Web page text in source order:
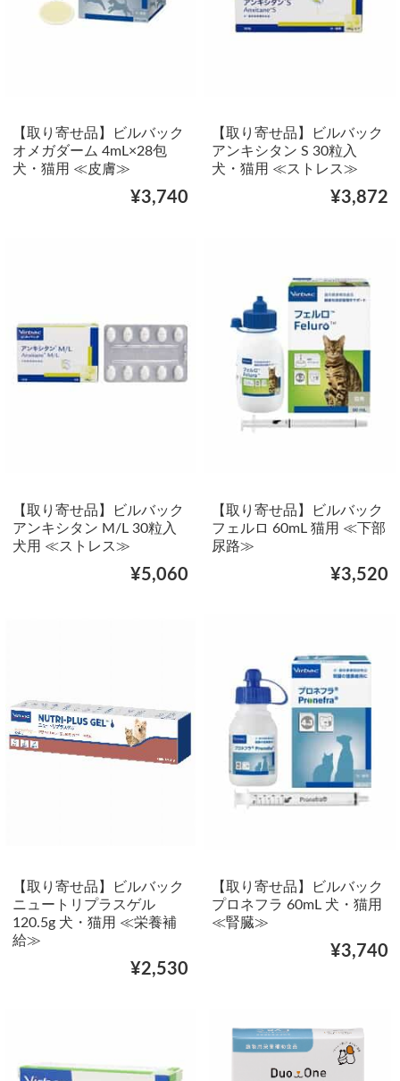
【取り寄せ品】ビルバック
オメガダーム 4mL×28包
犬・猫用 ≪皮膚≫
¥3,740
【取り寄せ品】ビルバック
アンキシタン S 30粒入
犬・猫用 ≪ストレス≫
¥3,872
【取り寄せ品】ビルバック
アンキシタン M/L 30粒入
犬用 ≪ストレス≫
¥5,060
【取り寄せ品】ビルバック
フェルロ 60mL 猫用 ≪下部
尿路≫
¥3,520
【取り寄せ品】ビルバック
ニュートリプラスゲル
120.5g 犬・猫用 ≪栄養補
給≫
¥2,530
【取り寄せ品】ビルバック
プロネフラ 60mL 犬・猫用
≪腎臓≫
¥3,740